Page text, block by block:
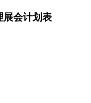
展会计划表